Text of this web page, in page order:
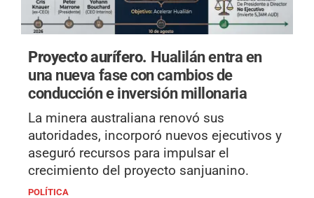
Proyecto aurífero. Hualilán entra en
una nueva fase con cambios de
conducción e inversión millonaria
La minera australiana renovó sus
autoridades, incorporó nuevos ejecutivos y
aseguró recursos para impulsar el
crecimiento del proyecto sanjuanino.
POLÍTICA